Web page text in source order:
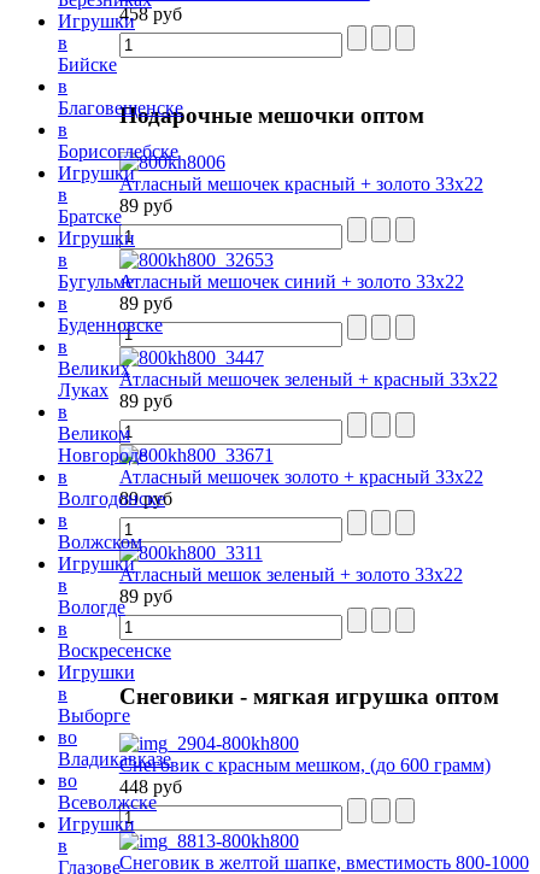
458 руб
Подарочныемешочки оптом
Атласный мешочек красный + золото 33х22
89 руб
Атласный мешочек синий + золото 33х22
89 руб
Атласный мешочек зеленый + красный 33х22
89 руб
Атласный мешочек золото + красный 33х22
89 руб
Атласный мешок зеленый + золото 33х22
89 руб
Снеговики- мягкая игрушка оптом
Снеговик с красным мешком, (до 600 грамм)
448 руб
Снеговик в желтой шапке, вместимость 800-1000
Игрушки
в
Бийске
в
Благовещенске
в
Борисоглебске
Игрушки
в
Братске
Игрушки
в
Бугульме
в
Буденновске
в
Великих
Луках
в
Великом
Новгороде
в
Волгодонске
в
Волжском
Игрушки
в
Вологде
в
Воскресенске
Игрушки
в
Выборге
во
Владикавказе
во
Всеволжске
Игрушки
в
Глазове